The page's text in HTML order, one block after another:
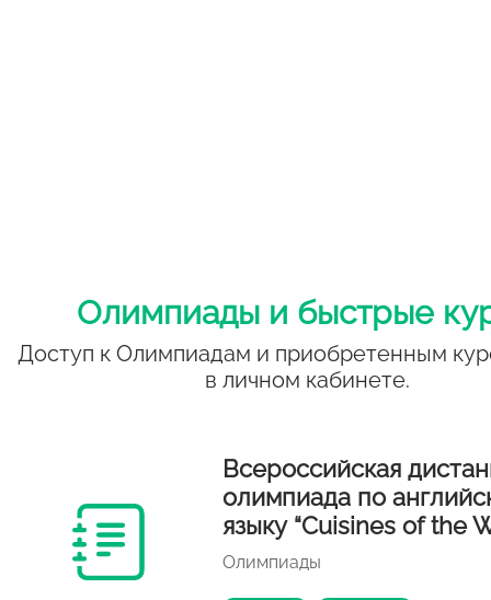
Олимпиады и быстрые
Доступ к Олимпиадам и приобретенным
в личном кабинете.
Всероссийская
олимпиада по
языку “Cuisines of the
Олимпиады